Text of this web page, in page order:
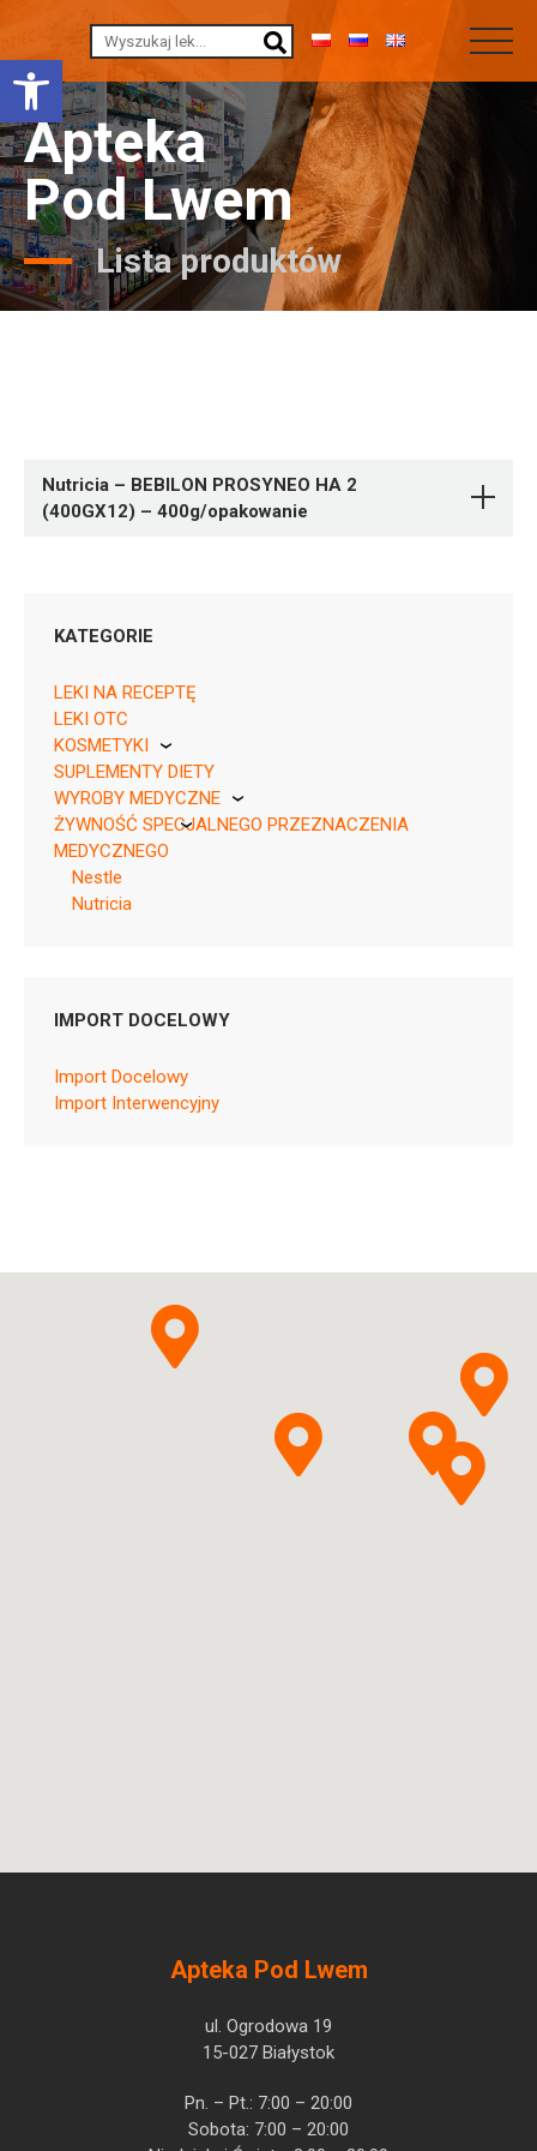
Otwórz pasek narzędzi
Apteka
Pod Lwem
Lista produktów
Nutricia – BEBILON PROSYNEO HA 2
(400GX12) – 400g/opakowanie
KATEGORIE
LEKI NA RECEPTĘ
LEKI OTC
KOSMETYKI
Pierre Fabre
SUPLEMENTY DIETY
WYROBY MEDYCZNE
KikGel
ŻYWNOŚĆ SPECJALNEGO PRZEZNACZENIA
MEDYCZNEGO
Nestle
Nutricia
IMPORT DOCELOWY
Import Docelowy
Import Interwencyjny
Apteka Pod Lwem
ul. Ogrodowa 19
15-027 Białystok
Pn. – Pt.: 7:00 – 20:00
Sobota: 7:00 – 20:00